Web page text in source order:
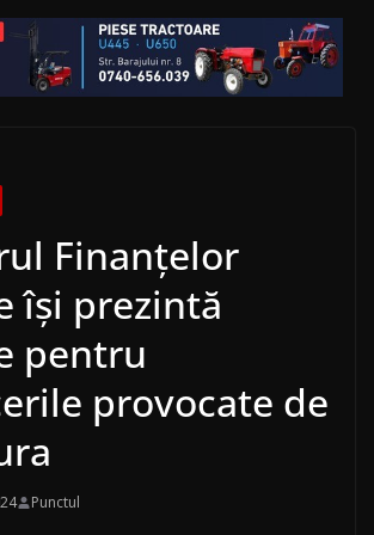
Finanţelor
își prezintă
pentru
provocate de
Punctul